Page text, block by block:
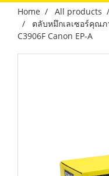
Home All products
ตลับหมึกเลเซอร์คุณ
C3906F Canon EP-A